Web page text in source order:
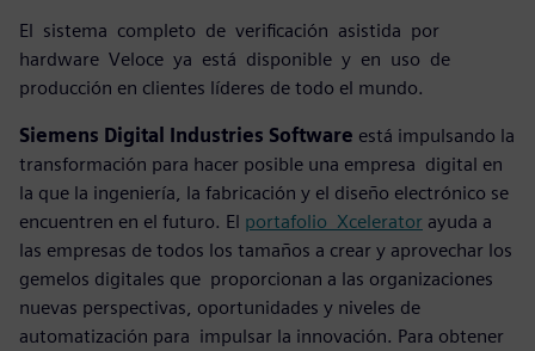
El sistema completo de verificación asistida por
hardware Veloce ya está disponible y en uso de
producción en clientes líderes de todo el mundo.
Siemens Digital Industries Software está impulsando la
transformación para hacer posible una empresa digital en
la que la ingeniería, la fabricación y el diseño electrónico se
encuentren en el futuro. El portafolio Xcelerator ayuda a
las empresas de todos los tamaños a crear y aprovechar los
gemelos digitales que proporcionan a las organizaciones
nuevas perspectivas, oportunidades y niveles de
automatización para impulsar la innovación. Para obtener